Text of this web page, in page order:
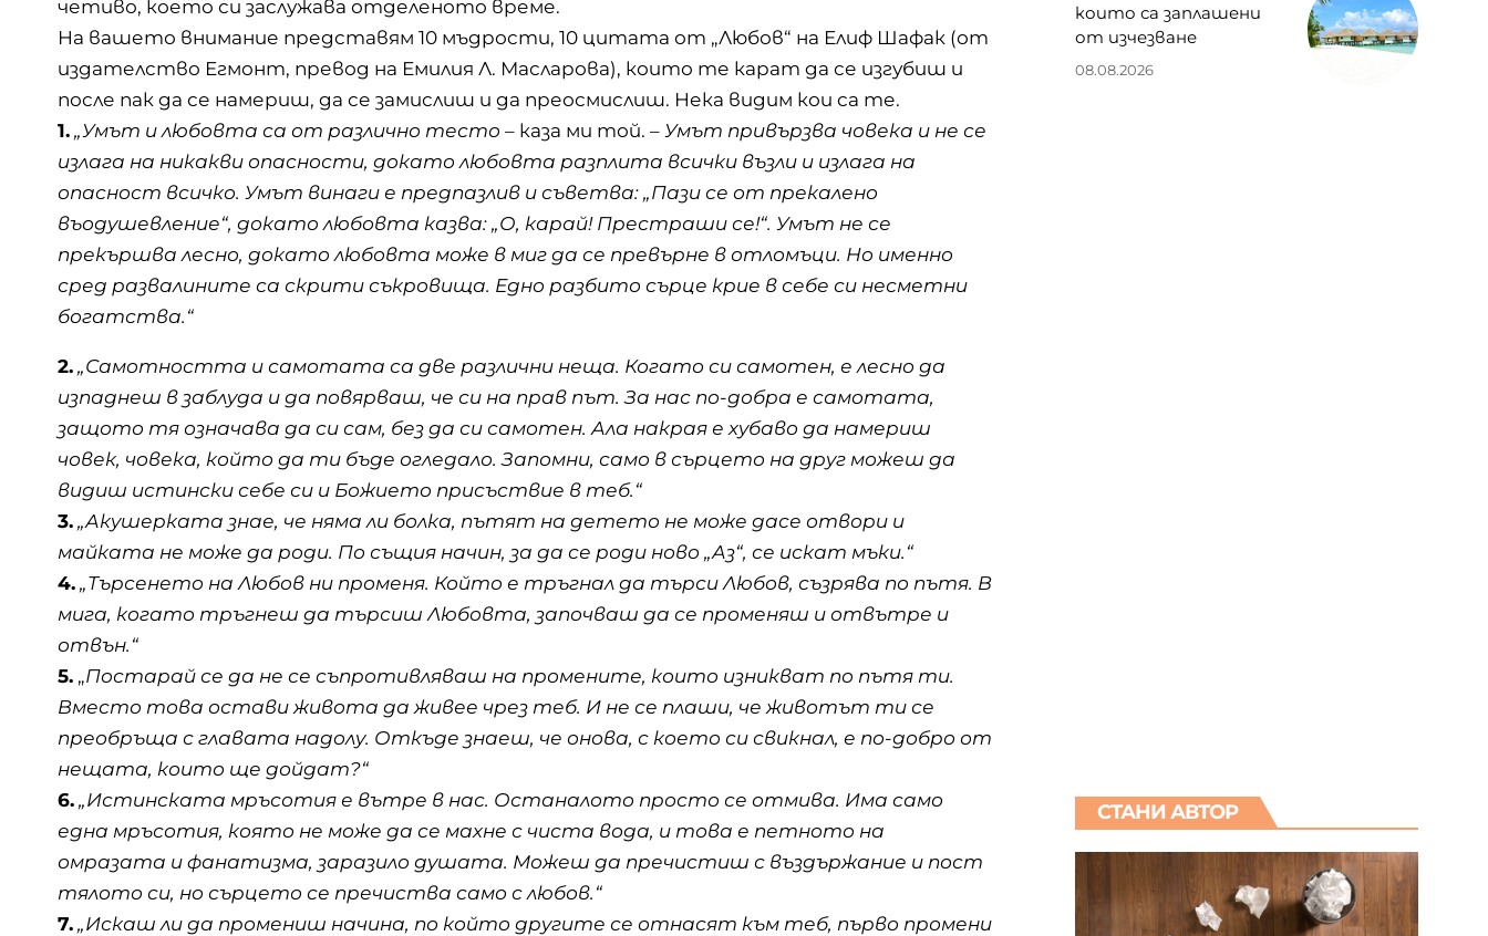
четиво, което си заслужава отделеното време.
На вашето внимание представям 10 мъдрости, 10 цитата от „Любов“ на Елиф Шафак (от
издателство Егмонт, превод на Емилия Л. Масларова), които те карат да се изгубиш и
после пак да се намериш, да се замислиш и да преосмислиш. Нека видим кои са те.
1. „Умът и любовта са от различно тесто – каза ми той. – Умът привързва човека и не се
излага на никакви опасности, докато любовта разплита всички възли и излага на
опасност всичко. Умът винаги е предпазлив и съветва: „Пази се от прекалено
въодушевление“, докато любовта казва: „О, карай! Престраши се!“. Умът не се
прекършва лесно, докато любовта може в миг да се превърне в отломъци. Но именно
сред развалините са скрити съкровища. Едно разбито сърце крие в себе си несметни
богатства.“
2. „Самотността и самотата са две различни неща. Когато си самотен, е лесно да
изпаднеш в заблуда и да повярваш, че си на прав път. За нас по-добра е самотата,
защото тя означава да си сам, без да си самотен. Ала накрая е хубаво да намериш
човек, човека, който да ти бъде огледало. Запомни, само в сърцето на друг можеш да
видиш истински себе си и Божието присъствие в теб.“
3. „Акушерката знае, че няма ли болка, пътят на детето не може дасе отвори и
майката не може да роди. По същия начин, за да се роди ново „Аз“, се искат мъки.“
4. „Търсенето на Любов ни променя. Който е тръгнал да търси Любов, съзрява по пътя. В
мига, когато тръгнеш да търсиш Любовта, започваш да се променяш и отвътре и
отвън.“
5. „Постарай се да не се съпротивляваш на промените, които изникват по пътя ти.
Вместо това остави живота да живее чрез теб. И не се плаши, че животът ти се
преобръща с главата надолу. Откъде знаеш, че онова, с което си свикнал, е по-добро от
нещата, които ще дойдат?“
6. „Истинската мръсотия е вътре в нас. Останалото просто се отмива. Има само
една мръсотия, която не може да се махне с чиста вода, и това е петното на
омразата и фанатизма, заразило душата. Можеш да пречистиш с въздържание и пост
тялото си, но сърцето се пречиства само с любов.“
7. „Искаш ли да промениш начина, по който другите се отнасят към теб, първо промени
които са заплашени
от изчезване
08.08.2026
СТАНИ АВТОР